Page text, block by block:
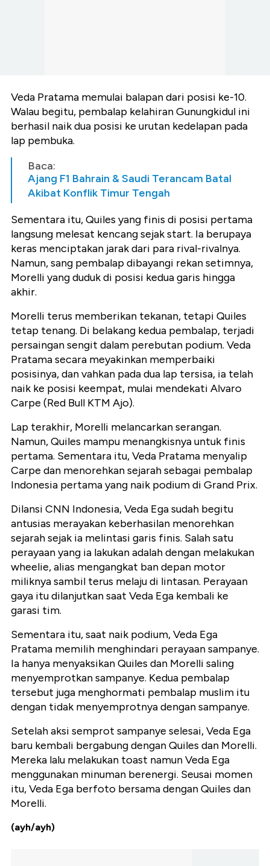
Veda Pratama memulai balapan dari posisi ke-10.
Walau begitu, pembalap kelahiran Gunungkidul ini
berhasil naik dua posisi ke urutan kedelapan pada
lap pembuka.
Baca:
Ajang F1 Bahrain & Saudi Terancam Batal
Akibat Konflik Timur Tengah
Sementara itu, Quiles yang finis di posisi pertama
langsung melesat kencang sejak start. Ia berupaya
keras menciptakan jarak dari para rival-rivalnya.
Namun, sang pembalap dibayangi rekan setimnya,
Morelli yang duduk di posisi kedua garis hingga
akhir.
Morelli terus memberikan tekanan, tetapi Quiles
tetap tenang. Di belakang kedua pembalap, terjadi
persaingan sengit dalam perebutan podium. Veda
Pratama secara meyakinkan memperbaiki
posisinya, dan vahkan pada dua lap tersisa, ia telah
naik ke posisi keempat, mulai mendekati Alvaro
Carpe (Red Bull KTM Ajo).
Lap terakhir, Morelli melancarkan serangan.
Namun, Quiles mampu menangkisnya untuk finis
pertama. Sementara itu, Veda Pratama menyalip
Carpe dan menorehkan sejarah sebagai pembalap
Indonesia pertama yang naik podium di Grand Prix.
Dilansi CNN Indonesia, Veda Ega sudah begitu
antusias merayakan keberhasilan menorehkan
sejarah sejak ia melintasi garis finis. Salah satu
perayaan yang ia lakukan adalah dengan melakukan
wheelie, alias mengangkat ban depan motor
miliknya sambil terus melaju di lintasan. Perayaan
gaya itu dilanjutkan saat Veda Ega kembali ke
garasi tim.
Sementara itu, saat naik podium, Veda Ega
Pratama memilih menghindari perayaan sampanye.
Ia hanya menyaksikan Quiles dan Morelli saling
menyemprotkan sampanye. Kedua pembalap
tersebut juga menghormati pembalap muslim itu
dengan tidak menyemprotnya dengan sampanye.
Setelah aksi semprot sampanye selesai, Veda Ega
baru kembali bergabung dengan Quiles dan Morelli.
Mereka lalu melakukan toast namun Veda Ega
menggunakan minuman berenergi. Seusai momen
itu, Veda Ega berfoto bersama dengan Quiles dan
Morelli.
(ayh/ayh)